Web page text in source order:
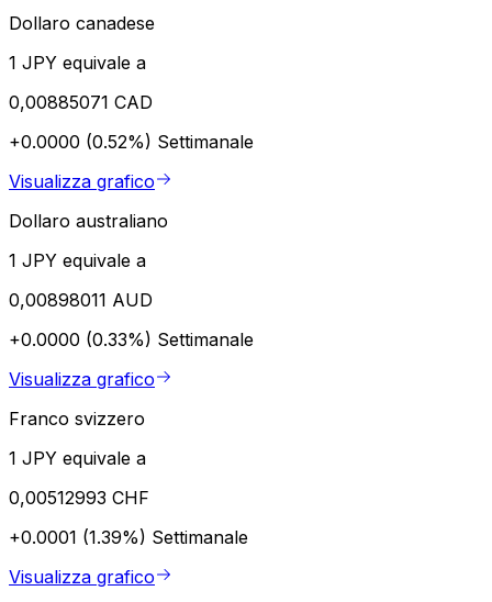
Dollaro canadese
1 JPY equivale a
0,00885071 CAD
+0.0000 (0.52%) Settimanale
Visualizza grafico
Dollaro australiano
1 JPY equivale a
0,00898011 AUD
+0.0000 (0.33%) Settimanale
Visualizza grafico
Franco svizzero
1 JPY equivale a
0,00512993 CHF
+0.0001 (1.39%) Settimanale
Visualizza grafico